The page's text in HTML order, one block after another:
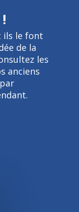
ils le font
de la
les
anciens